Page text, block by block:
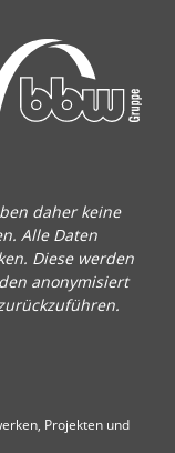
daher keine
Alle Daten
Diese werden
anonymisiert
Projekten und